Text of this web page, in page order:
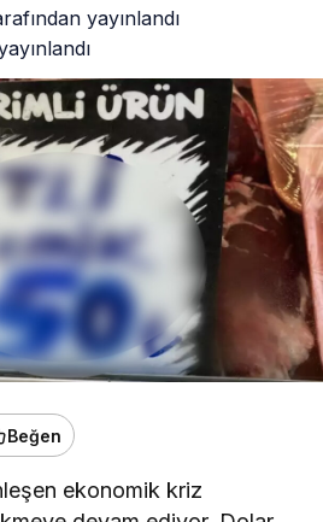
yayınlandı
Beğen
ekonomik kriz